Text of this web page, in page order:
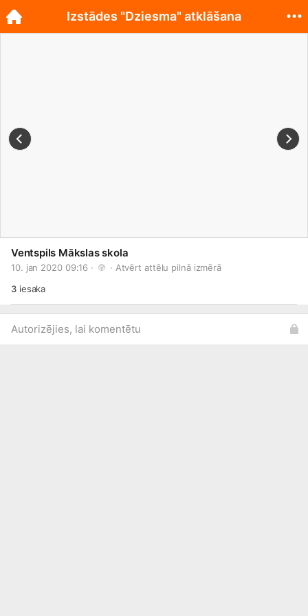
Ventspils Mākslas skola
10. jan 2020 09:16 · · Atvērt attēlu pilnā izmērā
3iesaka
Autorizējies, lai komentētu
Izstādes "Dziesma" atklāšana